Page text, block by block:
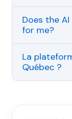
Does the
for me?
La
Québec ?